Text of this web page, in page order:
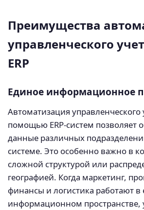
Преимущества
управленческого
ERP
Единое информационное
Автоматизация управленческого
помощью ERP-систем позволяет
данные различных
системе. Это особенно важно в
сложной структурой или
географией. Когда маркетинг,
финансы и логистика работают
информационном пространстве,